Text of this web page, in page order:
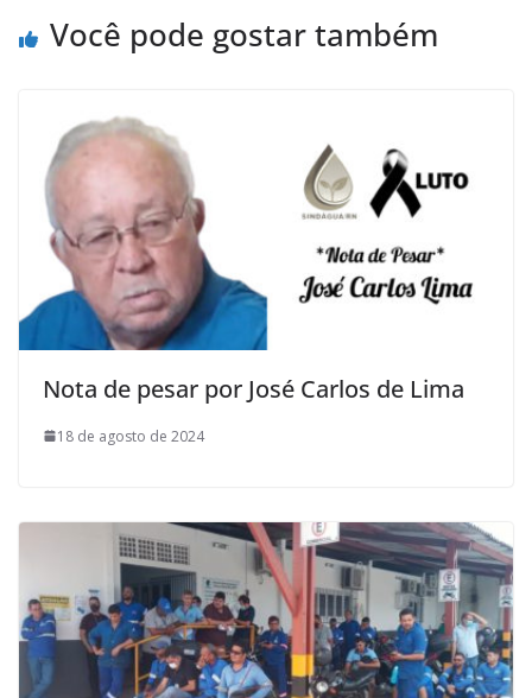
Você pode gostar também
Nota de pesar por José Carlos de Lima
18 de agosto de 2024